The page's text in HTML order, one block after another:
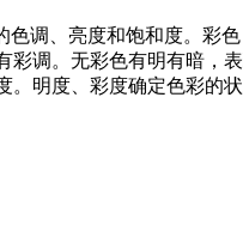
调、亮度和饱和度。
调。无彩色有明有暗
明度、彩度确定色彩的